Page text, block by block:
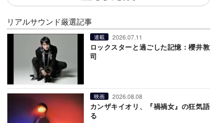
リアルサウンド厳選記事
連載 2026.07.11
ロックスターと過ごした記憶：櫻井敦
司
映画 2026.08.08
カンザキイオリ、『禍禍女』の狂気語
る